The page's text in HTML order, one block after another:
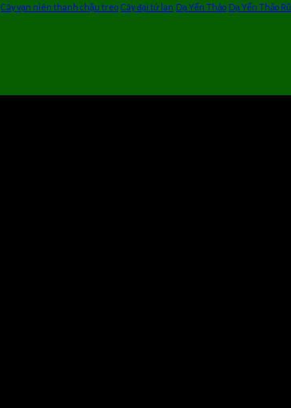
Cây vạn niên thanh chậu treo Cây đại tứ lan Dạ Yến Thảo Dạ Yến Thảo